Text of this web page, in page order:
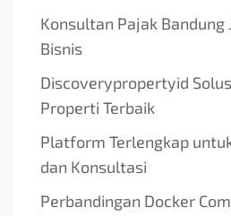
Konsultan Pajak Bandung
Bisnis
Discoverypropertyid
Properti Terbaik
Platform Terlengkap
dan Konsultasi
Perbandingan Docker